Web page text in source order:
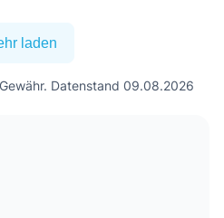
laden
Datenstand 09.08.2026